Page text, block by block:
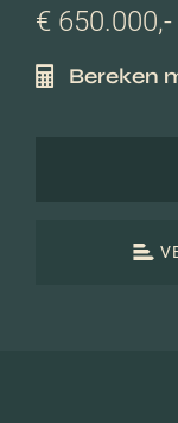
€ 650.000,-
Bereken